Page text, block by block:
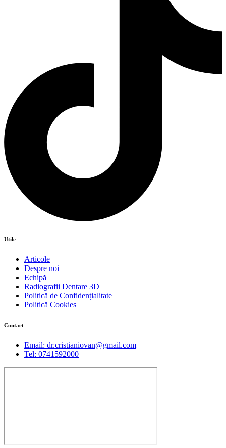
Utile
Articole
Despre noi
Echipă
Radiografii Dentare 3D
Politică de Confidențialitate
Politică Cookies
Contact
Email: dr.cristianiovan@gmail.com
Tel: 0741592000